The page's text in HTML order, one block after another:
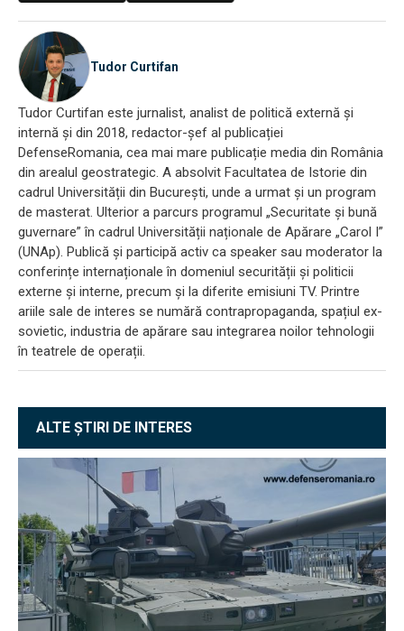
Tudor Curtifan
Tudor Curtifan este jurnalist, analist de politică externă și
internă și din 2018, redactor-șef al publicației
DefenseRomania, cea mai mare publicație media din România
din arealul geostrategic. A absolvit Facultatea de Istorie din
cadrul Universității din București, unde a urmat și un program
de masterat. Ulterior a parcurs programul „Securitate și bună
guvernare” în cadrul Universității naționale de Apărare „Carol I”
(UNAp). Publică și participă activ ca speaker sau moderator la
conferințe internaționale în domeniul securității și politicii
externe și interne, precum și la diferite emisiuni TV. Printre
ariile sale de interes se numără contrapropaganda, spațiul ex-
sovietic, industria de apărare sau integrarea noilor tehnologii
în teatrele de operații.
ALTE ȘTIRI DE INTERES